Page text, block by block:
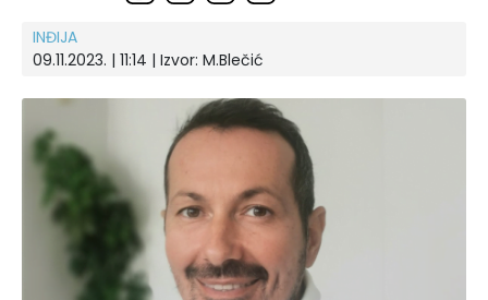
INĐIJA
09.11.2023. | 11:14 | Izvor: M.Blečić